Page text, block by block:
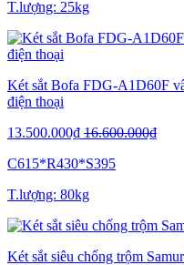
T.lượng: 25kg
Két sắt Bofa FDG-A1D60F
điện thoại
13.500.000₫ 16.600.000₫
C615*R430*S395
T.lượng: 80kg
Két sắt siêu chống trộm